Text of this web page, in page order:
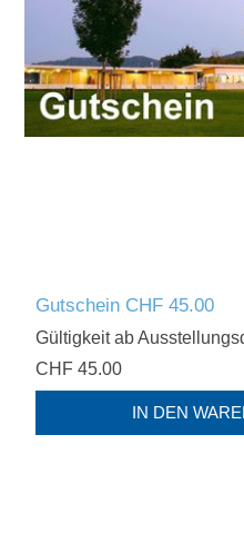
Gutschein CHF 45.00
Gültigkeit ab
CHF 45.00